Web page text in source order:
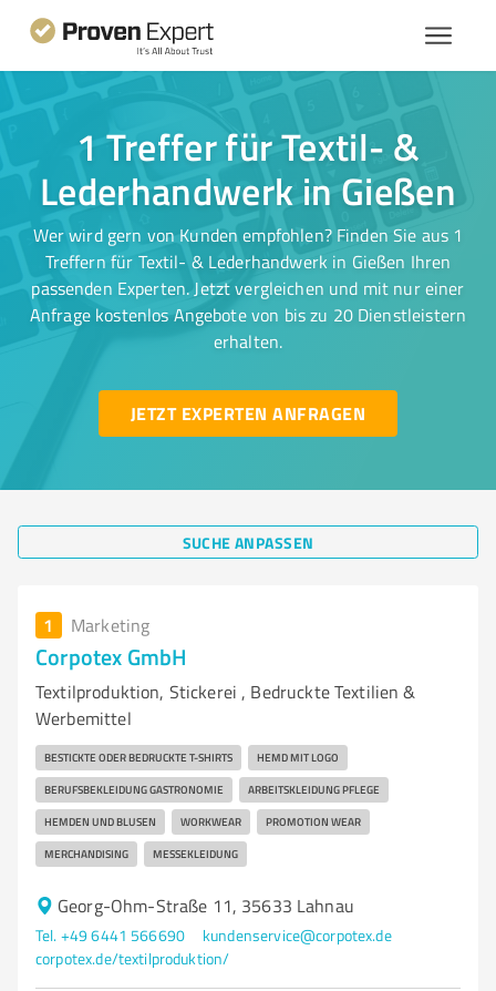
1 Treffer für Textil- &
Lederhandwerk in Gießen
Wer wird gern von Kunden empfohlen? Finden Sie aus 1
Treffern für Textil- & Lederhandwerk in Gießen Ihren
passenden Experten. Jetzt vergleichen und mit nur einer
Anfrage kostenlos Angebote von bis zu 20 Dienstleistern
erhalten.
JETZT EXPERTEN ANFRAGEN
SUCHE ANPASSEN
1 Marketing
Corpotex GmbH
Textilproduktion, Stickerei , Bedruckte Textilien &
Werbemittel
BESTICKTE ODER BEDRUCKTE T-SHIRTS HEMD MIT LOGO
BERUFSBEKLEIDUNG GASTRONOMIE ARBEITSKLEIDUNG PFLEGE
HEMDEN UND BLUSEN WORKWEAR PROMOTION WEAR
MERCHANDISING MESSEKLEIDUNG
Georg-Ohm-Straße 11, 35633 Lahnau
Tel. +49 6441 566690
kundenservice@corpotex.de
corpotex.de/textilproduktion/